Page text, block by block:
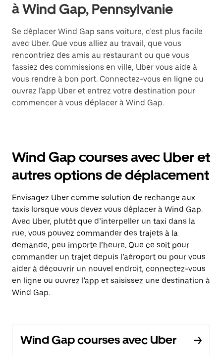
à Wind Gap, Pennsylvanie
Se déplacer Wind Gap sans voiture, c'est plus facile
avec Uber. Que vous alliez au travail, que vous
rencontriez des amis au restaurant ou que vous
fassiez des commissions en ville, Uber vous aide à
vous rendre à bon port. Connectez-vous en ligne ou
ouvrez l'app Uber et entrez votre destination pour
commencer à vous déplacer à Wind Gap.
Wind Gap courses avec Uber et
autres options de déplacement
Envisagez Uber comme solution de rechange aux
taxis lorsque vous devez vous déplacer à Wind Gap.
Avec Uber, plutôt que d’interpeller un taxi dans la
rue, vous pouvez commander des trajets à la
demande, peu importe l’heure. Que ce soit pour
commander un trajet depuis l’aéroport ou pour vous
aider à découvrir un nouvel endroit, connectez-vous
en ligne ou ouvrez l'app et saisissez une destination à
Wind Gap.
Wind Gap courses avec Uber